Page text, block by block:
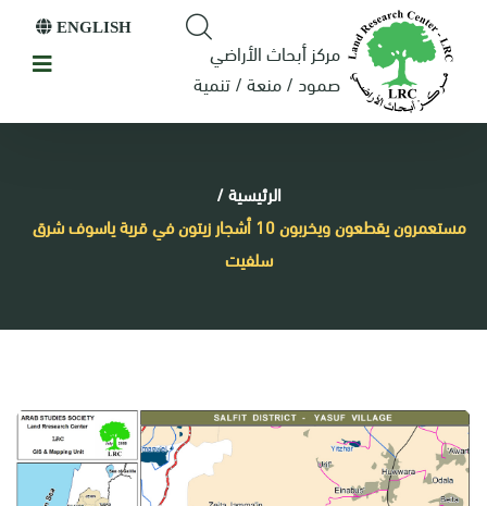
مركز أبحاث الأراضي
صمود / منعة / تنمية
ENGLISH
الرئيسية/
مستعمرون يقطعون ويخربون 10 أشجار زيتون في قرية ياسوف شرق
سلفيت